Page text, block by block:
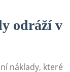
odráží v
‌náklady, které